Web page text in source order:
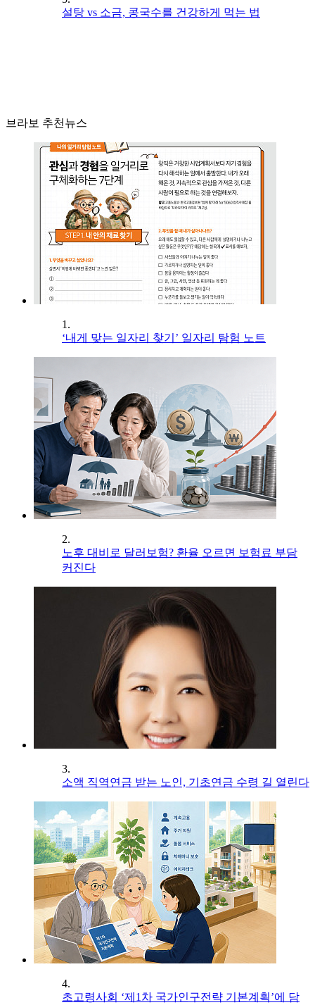
설탕 vs 소금, 콩국수를 건강하게 먹는 법
브라보 추천뉴스
1.
‘내게 맞는 일자리 찾기’ 일자리 탐험 노트
2.
노후 대비로 달러보험? 환율 오르면 보험료 부담
커진다
3.
소액 직역연금 받는 노인, 기초연금 수령 길 열린다
4.
초고령사회 ‘제1차 국가인구전략 기본계획’에 담